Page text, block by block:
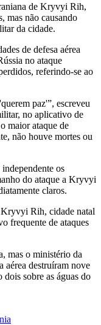
de Kryvyi Rih,
mas não causando
da cidade.
de defesa aérea
no ataque
referindo-se ao
paz'”, escreveu
no aplicativo de
maior ataque de
não houve mortes ou
os
do ataque a Kryvyi
claros.
Rih, cidade natal
frequente de ataques
mas o ministério da
aérea destruíram nove
sobre as águas do